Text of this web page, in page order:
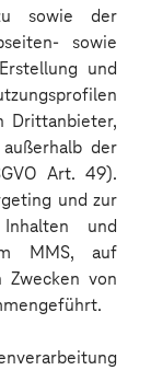
sowie der
sowie
und
Drittanbieter,
der
Art. 49).
und zur
und
MMS, auf
Zwecken von